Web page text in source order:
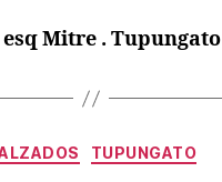
esq Mitre . Tupungato
TUPUNGATO